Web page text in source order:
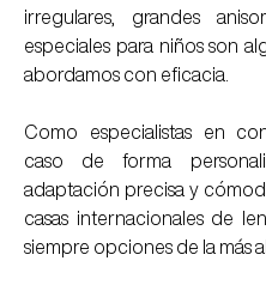
irregulares, grandes
especiales para niños son
abordamos con eficacia.
Como especialistas en
caso de forma
adaptación precisa y
casas internacionales de
siempre opciones de la más